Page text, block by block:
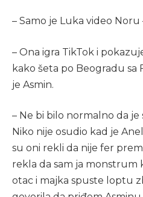
– Samo je Luka video Noru
– Ona igra TikTok i
kako šeta po Beogradu sa
je Asmin.
– Ne bi bilo normalno da
Niko nije osudio kad je
su oni rekli da nije fer
rekla da sam ja monstrum
otac i majka spuste loptu